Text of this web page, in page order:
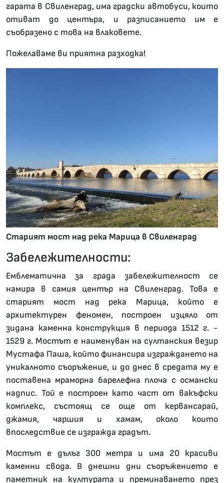
гарата в Свиленград, има градски автобуси, които
отиват до центъра, и разписанието им е
съобразено с това на влаковете.
Пожелаваме ви приятна разходка!
Старият мост над река Марица в Свиленград
Забележителности:
Емблематична за града забележителност се
намира в самия център на Свиленград. Това е
старият мост над река Марица, който е
архитектурен феномен, построен изцяло от
зидана каменна конструкция в периода 1512 г. -
1529 г. Мостът е наименуван на султанския везир
Мустафа Паша, който финансира изграждането на
уникалното съоръжение, и до днес в средата му е
поставена мраморна барелефна плоча с османски
надпис. Той е построен като част от вакъфски
комплекс, състоящ се още от кервансарай,
джамия, чаршия и хамам, около които
впоследствие се изгражда градът.
Мостът е дълъг 300 метра и има 20 красиви
каменни свода. В днешни дни съоръжението е
паметник на културата и преминаването през